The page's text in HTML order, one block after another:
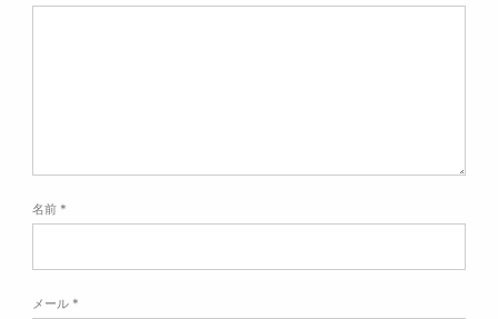
名前 *
メール *